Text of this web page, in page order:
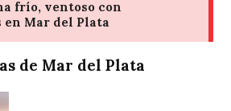
de Mar del Plata